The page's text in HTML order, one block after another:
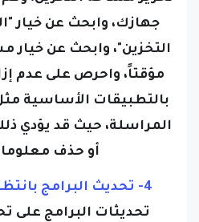
جهازك، وابحث عن خيار
التخزين"، وابحث عن خيار
مؤقتاً، واحرص على عدم
بالتطبيقات الأساسية مثل
المراسلة، حيث قد يؤدي
أو حذف
4- تحديث البرامج بانتظام:
تحديثات البرامج على